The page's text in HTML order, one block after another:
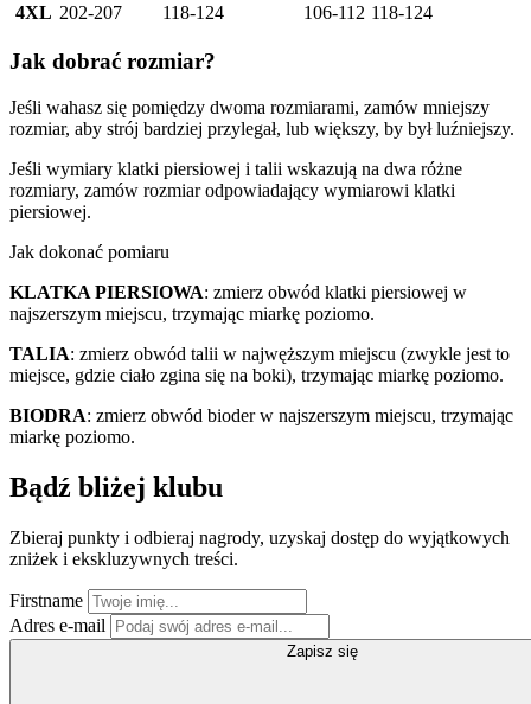
4XL 202-207 118-124 106-112 118-124
Jak dobrać rozmiar?
Jeśli wahasz się pomiędzy dwoma rozmiarami, zamów mniejszy
rozmiar, aby strój bardziej przylegał, lub większy, by był luźniejszy.
Jeśli wymiary klatki piersiowej i talii wskazują na dwa różne
rozmiary, zamów rozmiar odpowiadający wymiarowi klatki
piersiowej.
Jak dokonać pomiaru
KLATKA PIERSIOWA: zmierz obwód klatki piersiowej w
najszerszym miejscu, trzymając miarkę poziomo.
TALIA: zmierz obwód talii w najwęższym miejscu (zwykle jest to
miejsce, gdzie ciało zgina się na boki), trzymając miarkę poziomo.
BIODRA: zmierz obwód bioder w najszerszym miejscu, trzymając
miarkę poziomo.
Bądź bliżej klubu
Zbieraj punkty i odbieraj nagrody, uzyskaj dostęp do wyjątkowych
zniżek i ekskluzywnych treści.
Firstname
Adres e-mail
Zapisz się